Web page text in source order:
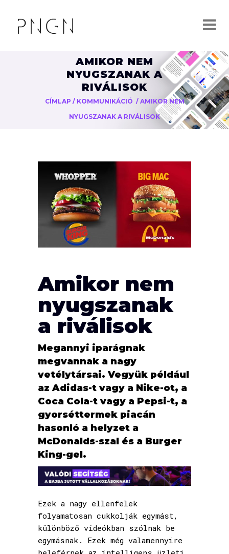
AMIKOR NEM
NYUGSZANAK A
RIVÁLISOK
CÍMLAP / KOMMUNIKÁCIÓ / AMIKOR NEM
NYUGSZANAK A RIVÁLISOK
Amikor nem
nyugszanak
a riválisok
Megannyi iparágnak
megvannak a nagy
vetélytársai. Vegyük például
az Adidas-t vagy a Nike-ot, a
Coca Cola-t vagy a Pepsi-t, a
gyorséttermek piacán
hasonló a helyzet a
McDonalds-szal és a Burger
King-gel.
Ezek a nagy ellenfelek
folyamatosan cukkolják egymást,
különböző videókban szólnak be
egymásnak. Ezek még valamennyire